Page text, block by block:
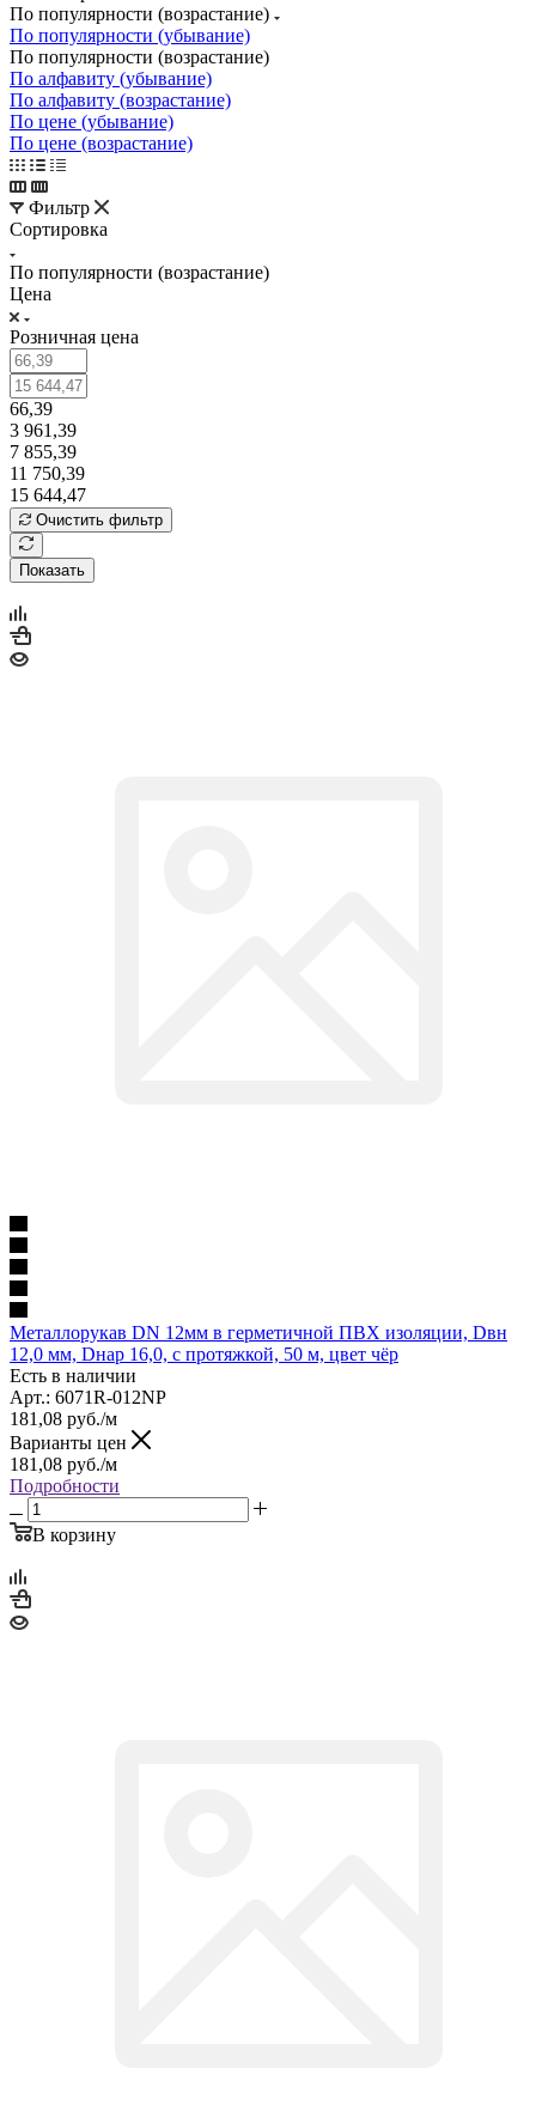
По популярности (возрастание)
По популярности (убывание)
По популярности (возрастание)
По алфавиту (убывание)
По алфавиту (возрастание)
По цене (убывание)
По цене (возрастание)
Фильтр
Сортировка
По популярности (возрастание)
Цена
Розничная цена
66,39
3 961,39
7 855,39
11 750,39
15 644,47
Очистить фильтр
Показать
Металлорукав DN 12мм в герметичной ПВХ изоляции, Dвн
12,0 мм, Dнар 16,0, с протяжкой, 50 м, цвет чёр
Есть в наличии
Арт.: 6071R-012NP
181,08 руб./м
Варианты цен
181,08 руб./м
Подробности
В корзину